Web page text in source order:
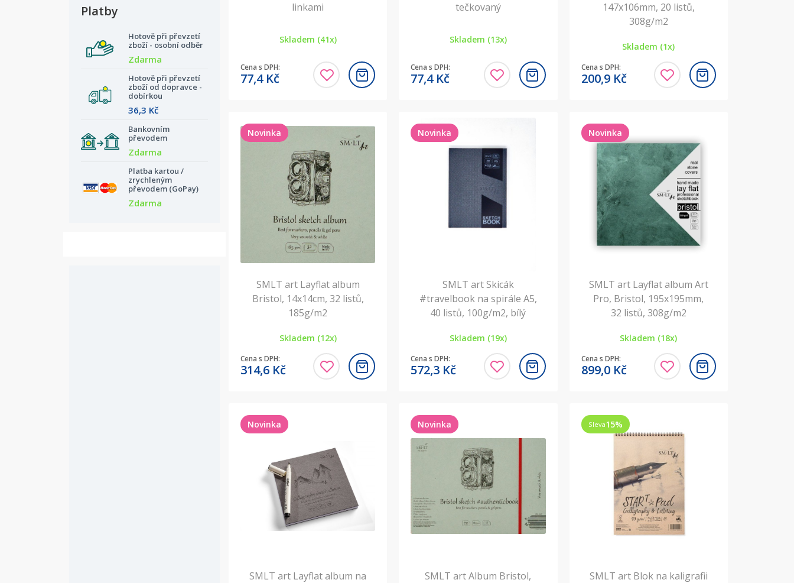
linkami
Skladem (41x)
Cena s DPH:
77,4 Kč
tečkovaný
Skladem (13x)
Cena s DPH:
77,4 Kč
147x106mm, 20 listů,
308g/m2
Skladem (1x)
Cena s DPH:
200,9 Kč
Novinka
SMLT art Layflat album
Bristol, 14x14cm, 32 listů,
185g/m2
Skladem (12x)
Cena s DPH:
314,6 Kč
Novinka
SMLT art Skicák
#travelbook na spirále A5,
40 listů, 100g/m2, bílý
Skladem (19x)
Cena s DPH:
572,3 Kč
Novinka
SMLT art Layflat album Art
Pro, Bristol, 195x195mm,
32 listů, 308g/m2
Skladem (18x)
Cena s DPH:
899,0 Kč
Novinka
SMLT art Layflat album na
Novinka
SMLT art Album Bristol,
Sleva15%
SMLT art Blok na kaligrafii
Platby
Hotově při převzetí
zboží - osobní odběr
Zdarma
Hotově při převzetí
zboží od dopravce -
dobírkou
36,3 Kč
Bankovním
převodem
Zdarma
Platba kartou /
zrychleným
převodem (GoPay)
Zdarma